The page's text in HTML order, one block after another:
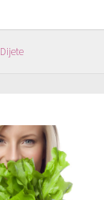
Dijete